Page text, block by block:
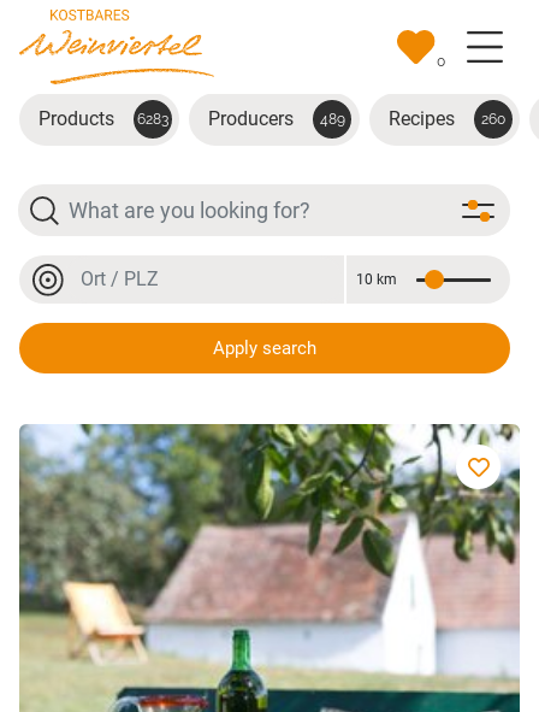
Skip to main content
0
Products 6283 Producers 489 Recipes 260
Search
Location or postal code
Distance
10 km
Apply search
Marillenbrand